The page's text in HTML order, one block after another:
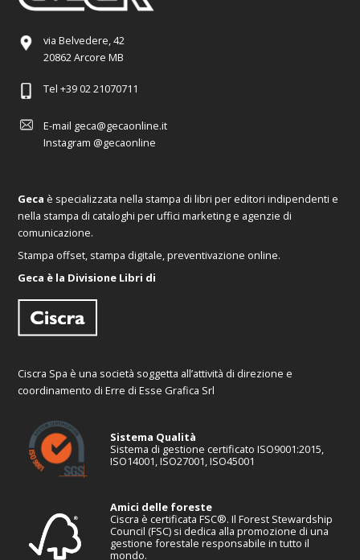
via Belvedere, 42
20862 Arcore MB
Tel +39 02 21070711
E-mail geca@gecaonline.it
Instagram @gecaonline
Geca è specializzata nella stampa di libri per editori indipendenti e
nella stampa di cataloghi per uffici marketing e agenzie di
comunicazione.
Stampa offset, stampa digitale, preventivazione online.
Geca è la Divisione Libri di
Ciscra Spa è una società soggetta all’attività di direzione e
coordinamento di Erre di Esse Grafica Srl
Sistema Qualità
Sistema di gestione certificato ISO9001:2015,
ISO14001, ISO27001, ISO45001
Amici delle foreste
Ciscra è certificata FSC®. Il Forest Stewardship
Council (FSC) si dedica alla promozione di una
gestione forestale responsabile in tutto il
mondo.